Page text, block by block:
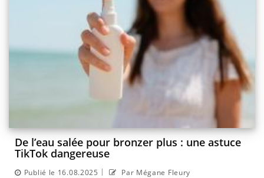
De l’eau salée pour bronzer plus : une astuce
TikTok dangereuse
Publié le 16.08.2025 | Par Mégane Fleury